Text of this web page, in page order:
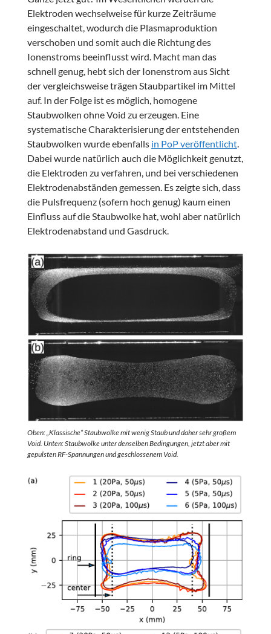
Elektroden wechselweise für kurze Zeiträume
eingeschaltet, wodurch die Plasmaproduktion
verschoben und somit auch die Richtung des
Ionenstroms beeinflusst wird. Macht man das
schnell genug, hebt sich der Ionenstrom aus Sicht
der vergleichsweise trägen Staubpartikel im Mittel
auf. In der Folge ist es möglich, homogene
Staubwolken ohne Void zu erzeugen. Eine
systematische Charakterisierung der entstehenden
Staubwolken wurde ebenfalls in PoP veröffentlicht.
Dabei wurde natürlich auch die Möglichkeit genutzt,
die Elektroden zu verfahren, und bei verschiedenen
Elektrodenabständen gemessen. Es zeigte sich, dass
die Pulsfrequenz (sofern hoch genug) kaum einen
Einfluss auf die Staubwolke hat, wohl aber natürlich
Elektrodenabstand und Gasdruck.
Oben: „Klassische“ Staubwolke mit wenig Staub und daher sehr großem
Void. Unten: Staubwolke unter denselben Bedingungen, jetzt aber mit
gepulsten RF-Spannungen und geschlossenem Void.